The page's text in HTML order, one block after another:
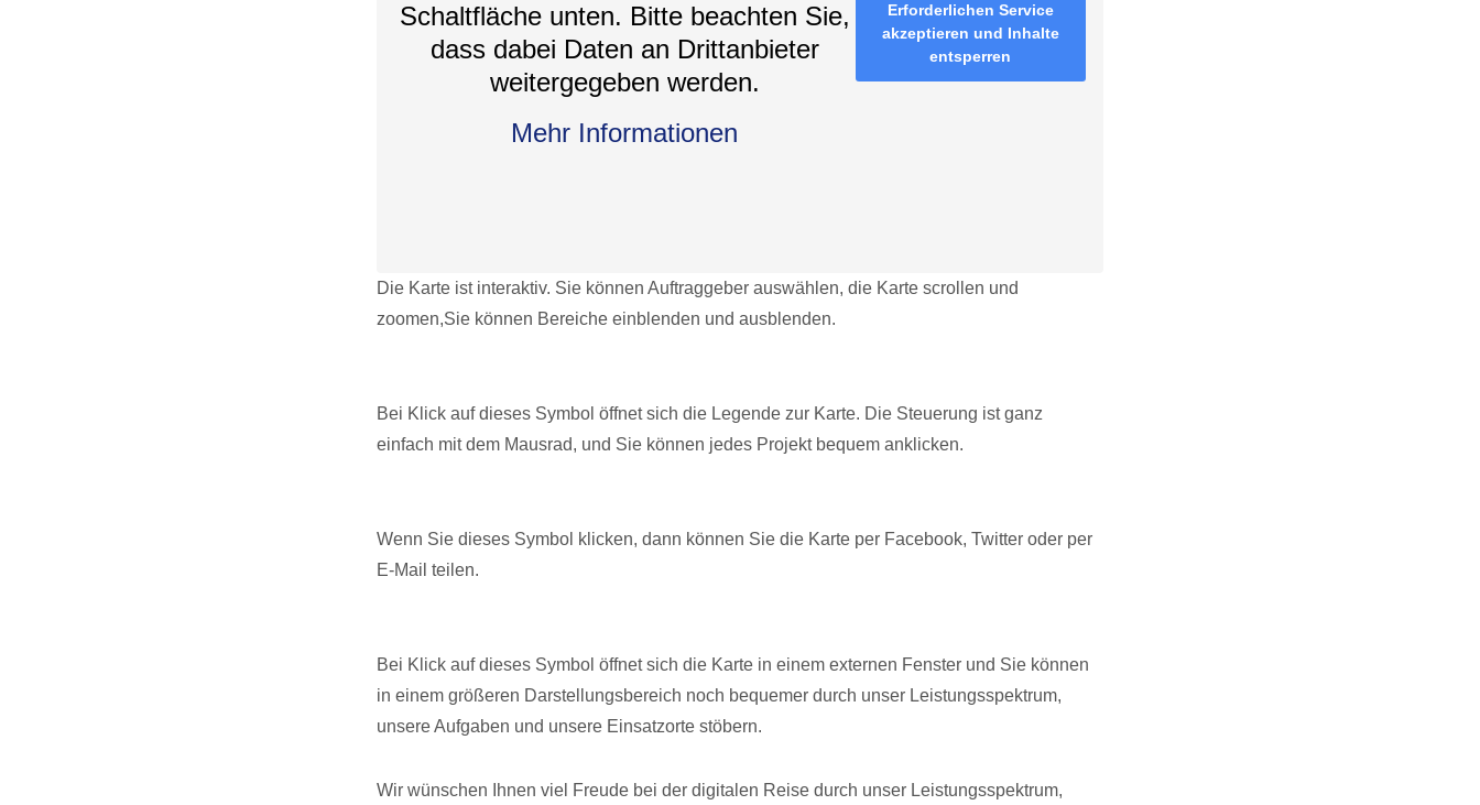
Schaltfläche unten. Bitte beachten Sie,
dass dabei Daten an Drittanbieter
weitergegeben werden.
Mehr Informationen
Erforderlichen Service
akzeptieren und Inhalte
entsperren
Die Karte ist interaktiv. Sie können Auftraggeber auswählen, die Karte scrollen und
zoomen,Sie können Bereiche einblenden und ausblenden.
Bei Klick auf dieses Symbol öffnet sich die Legende zur Karte. Die Steuerung ist ganz
einfach mit dem Mausrad, und Sie können jedes Projekt bequem anklicken.
Wenn Sie dieses Symbol klicken, dann können Sie die Karte per Facebook, Twitter oder per
E-Mail teilen.
Bei Klick auf dieses Symbol öffnet sich die Karte in einem externen Fenster und Sie können
in einem größeren Darstellungsbereich noch bequemer durch unser Leistungsspektrum,
unsere Aufgaben und unsere Einsatzorte stöbern.
Wir wünschen Ihnen viel Freude bei der digitalen Reise durch unser Leistungsspektrum,